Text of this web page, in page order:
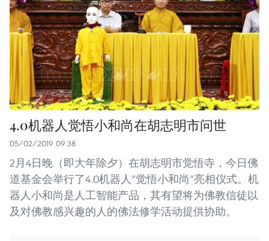
4.0机器人觉悟小和尚在胡志明市问世
05/02/2019 09:38
2月4日晚（即大年除夕）在胡志明市觉悟寺，今日佛
道基金会举行了4.0机器人“觉悟小和尚”亮相仪式。机
器人小和尚是人工智能产品，其有望将为佛教信徒以
及对佛教感兴趣的人的佛法修学活动提供协助。